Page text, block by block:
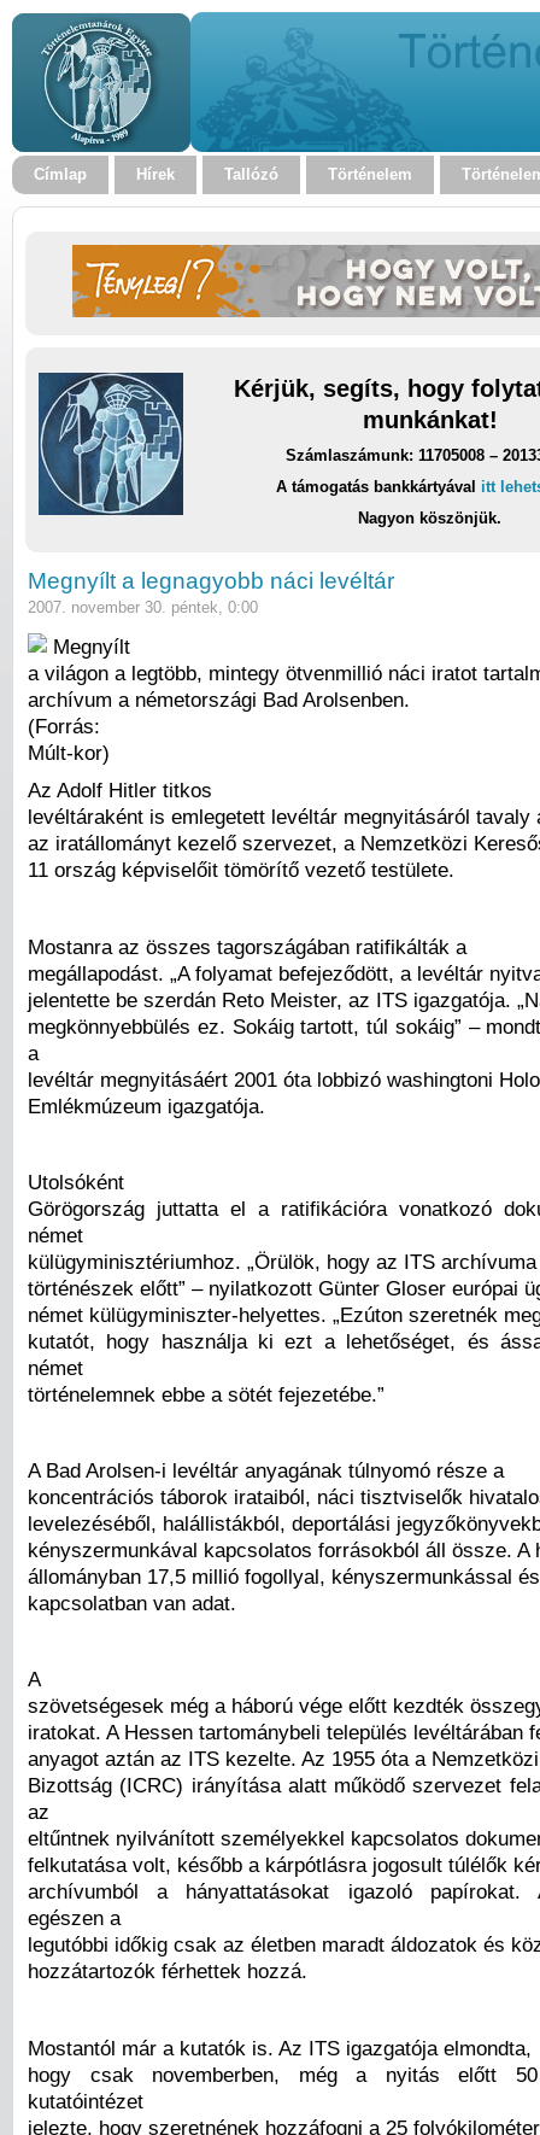
Címlap Hírek Tallózó Történelem
Kérjük, segíts, hogy
munkánkat!
Számlaszámunk: 11705008 –
A támogatás bankkártyával itt
Nagyon köszönjük.
Megnyílt a legnagyobb náci levéltár
2007. november 30. péntek, 0:00
Megnyílt
a világon a legtöbb, mintegy ötvenmillió náci iratot
archívum a németországi Bad Arolsenben.
(Forrás:
Múlt-kor)
Az Adolf Hitler titkos
levéltáraként is emlegetett levéltár megnyitásáról tavaly
az iratállományt kezelő szervezet, a Nemzetközi
11 ország képviselőit tömörítő vezető testülete.
Mostanra az összes tagországában ratifikálták a
megállapodást. „A folyamat befejeződött, a levéltár
jelentette be szerdán Reto Meister, az ITS igazgatója.
megkönnyebbülés ez. Sokáig tartott, túl sokáig” –
a
levéltár megnyitásáért 2001 óta lobbizó washingtoni
Emlékmúzeum igazgatója.
Utolsóként
Görögország juttatta el a ratifikációra vonatkozó
német
külügyminisztériumhoz. „Örülök, hogy az ITS
történészek előtt” – nyilatkozott Günter Gloser európai
német külügyminiszter-helyettes. „Ezúton szeretnék
kutatót, hogy használja ki ezt a lehetőséget, és
német
történelemnek ebbe a sötét fejezetébe.”
A Bad Arolsen-i levéltár anyagának túlnyomó része a
koncentrációs táborok irataiból, náci tisztviselők
levelezéséből, halállistákból, deportálási
kényszermunkával kapcsolatos forrásokból áll össze. A
állományban 17,5 millió fogollyal, kényszermunkással
kapcsolatban van adat.
A
szövetségesek még a háború vége előtt kezdték
iratokat. A Hessen tartománybeli település levéltárában
anyagot aztán az ITS kezelte. Az 1955 óta a
Bizottság (ICRC) irányítása alatt működő szervezet
az
eltűntnek nyilvánított személyekkel kapcsolatos
felkutatása volt, később a kárpótlásra jogosult túlélők
archívumból a hányattatásokat igazoló papírokat.
egészen a
legutóbbi időkig csak az életben maradt áldozatok és
hozzátartozók férhettek hozzá.
Mostantól már a kutatók is. Az ITS igazgatója elmondta,
hogy csak novemberben, még a nyitás előtt
kutatóintézet
jelezte, hogy szeretnének hozzáfogni a 25